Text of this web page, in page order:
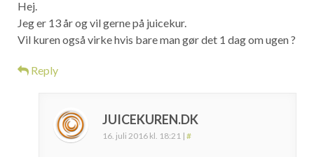
Hej.
Jeg er 13 år og vil gerne på juicekur.
Vil kuren også virke hvis bare man gør det 1 dag om ugen ?
Reply
JUICEKUREN.DK
16. juli 2016 kl. 18:21 | #